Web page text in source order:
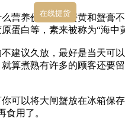
营养价值呢？蟹黄和蟹膏
蛋白等，素来被称为“海中
建议久放，最好是当天可
算煮熟有许多的顾客还要
可以将大闸蟹放在冰箱保
食用了。
在线提货